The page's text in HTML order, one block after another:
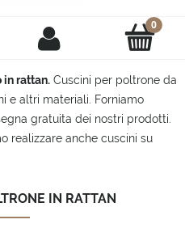
in rattan. Cuscini per poltrone da
e altri materiali. Forniamo
gratuita dei nostri prodotti.
realizzare anche cuscini su
IN RATTAN